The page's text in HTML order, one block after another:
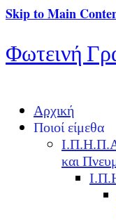
Skip to Main
Φωτεινή
Αρχική
Ποιοί είμεθα
και